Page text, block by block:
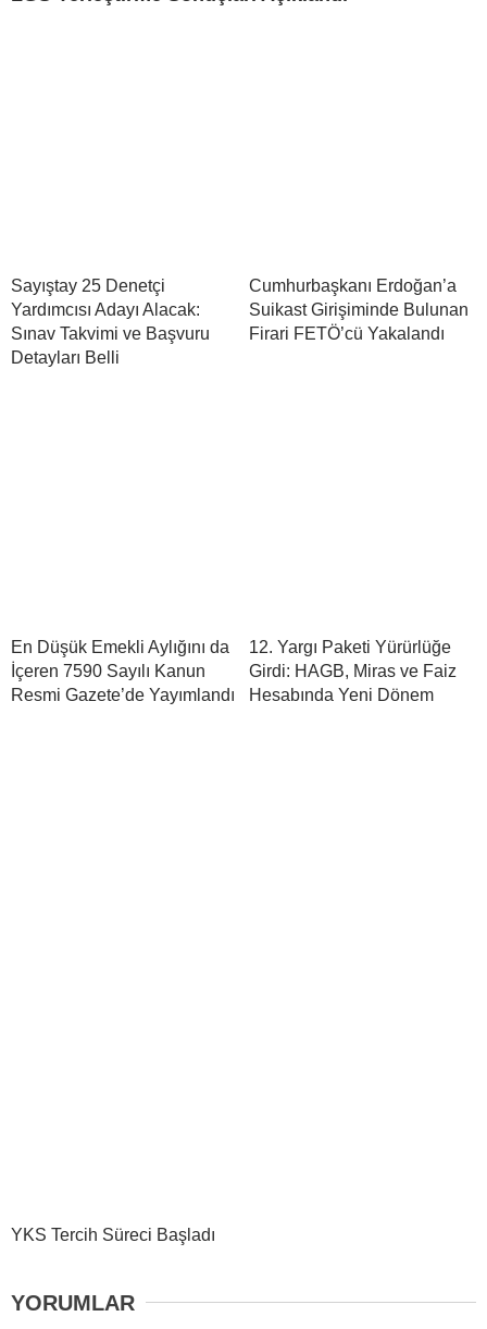
Sayıştay 25 Denetçi
Yardımcısı Adayı Alacak:
Sınav Takvimi ve Başvuru
Detayları Belli
Cumhurbaşkanı Erdoğan’a
Suikast Girişiminde Bulunan
Firari FETÖ’cü Yakalandı
En Düşük Emekli Aylığını da
İçeren 7590 Sayılı Kanun
Resmi Gazete’de Yayımlandı
12. Yargı Paketi Yürürlüğe
Girdi: HAGB, Miras ve Faiz
Hesabında Yeni Dönem
YKS Tercih Süreci Başladı
YORUMLAR